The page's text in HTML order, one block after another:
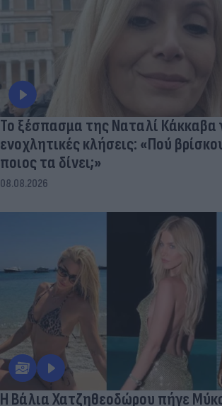
Το ξέσπασμα της Ναταλί Κάκκαβα
ενοχλητικές κλήσεις: «Πού
ποιος τα δίνει;»
08.08.2026
Η Βάλια Χατζηθεοδώρου πήγε